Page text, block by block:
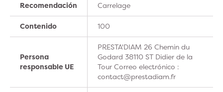
Recomendación Carrelage
Contenido 100
Persona
responsable UE
PRESTA'DIAM 26 Chemin du
Godard 38110 ST Didier de la
Tour Correo electrónico :
contact@prestadiam.fr